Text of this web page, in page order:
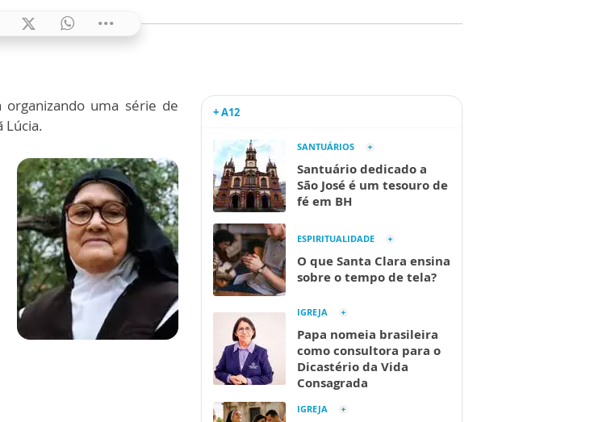
organizando uma série de
Lúcia.
+ A12
SANTUÁRIOS
Santuário dedicado a
São José é um tesouro de
fé em BH
ESPIRITUALIDADE
O que Santa Clara ensina
sobre o tempo de tela?
IGREJA
Papa nomeia brasileira
como consultora para o
Dicastério da Vida
Consagrada
IGREJA